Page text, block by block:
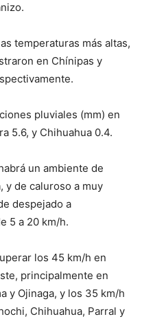
temperaturas más altas,
en Chínipas y
pluviales (mm) en
5.6, y Chihuahua 0.4.
un ambiente de
y de caluroso a muy
despejado a
5 a 20 km/h.
los 45 km/h en
principalmente en
y Ojinaga, y los 35 km/h
Chihuahua, Parral y